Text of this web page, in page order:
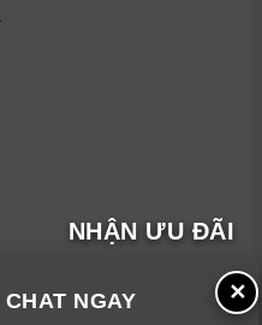
NHẬN ƯU ĐÃI
✕
NGAY